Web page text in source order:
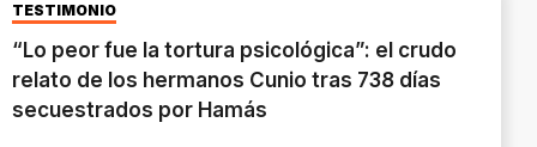
TESTIMONIO
“Lo peor fue la tortura psicológica”: el crudo
relato de los hermanos Cunio tras 738 días
secuestrados por Hamás